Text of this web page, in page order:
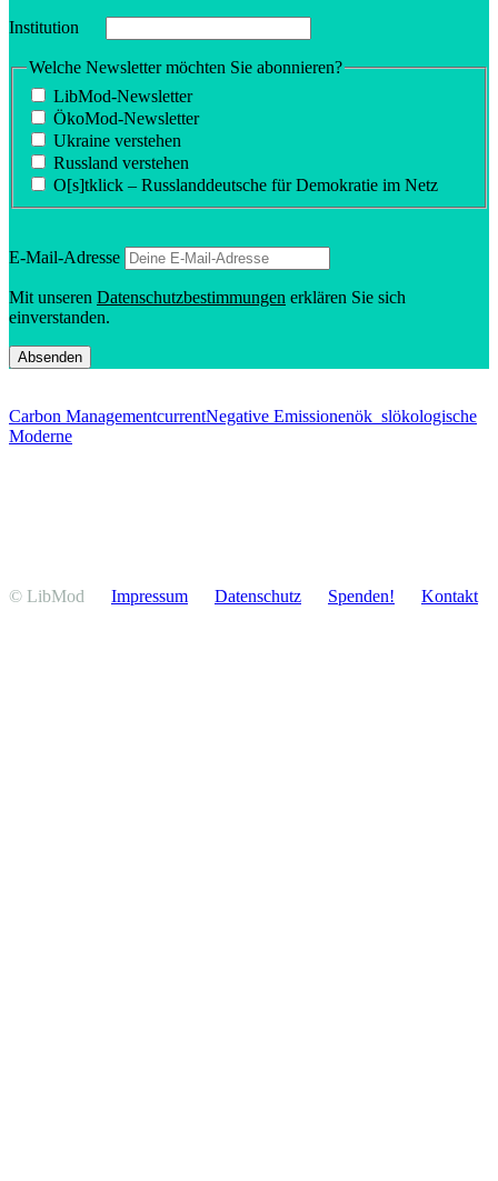
Insti­tution
Welche Newsletter möchten Sie abonnieren?
LibMod-Newsletter
ÖkoMod-Newsletter
Ukraine verstehen
Russland verstehen
O[s]tklick – Russland­deutsche für Demokratie im Netz
E‑Mail-Adresse
Mit unseren Daten­schutz­be­stim­mungen erklären Sie sich
einverstanden.
Carbon ManagementcurrentNegative Emissionenök_slökologische
Moderne
© LibMod Impressum Daten­schutz Spenden! Kontakt